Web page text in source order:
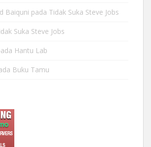
Baiquni pada Tidak Suka Steve Jobs
Suka Steve Jobs
Hantu Lab
Buku Tamu